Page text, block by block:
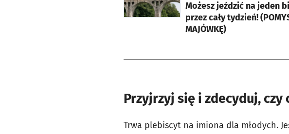
Możesz jeździć na jeden
przez cały tydzień!
MAJÓWKĘ)
Przyjrzyj się i zdecyduj,
Trwa plebiscyt na imiona dla młodych.